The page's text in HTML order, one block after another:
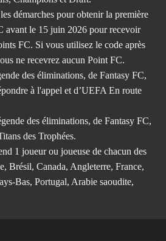
démarches pour obtenir la première
avant le 15 juin 2026 pour recevoir
FC. Si vous utilisez le code après
ne recevrez aucun Point FC.
des éliminations, de Fantasy FC,
à l'appel et d’UEFA En route
des éliminations, de Fantasy FC,
des Trophées.
1 joueur ou joueuse de chacun des
Brésil, Canada, Angleterre, France,
Bas, Portugal, Arabie saoudite,